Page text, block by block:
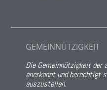
GEMEINNÜTZIGKEIT
Die Gemeinnützigkeit
anerkannt und berechtigt
auszustellen.